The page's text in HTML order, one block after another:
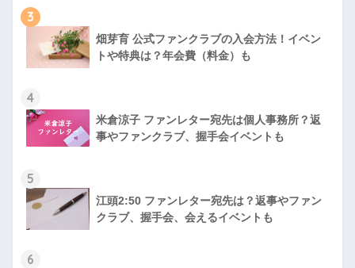
3
畑芽育 公式ファンクラブの入会方法！イベン
トや特典は？年会費（料金）も
4
米倉涼子 ファンレター宛先は個人事務所？返
事やファンクラブ、握手会イベントも
5
江頭2:50 ファンレター宛先は？返事やファン
クラブ、握手会、会えるイベントも
6